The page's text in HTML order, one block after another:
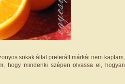
sokak által preferált márkát nem kaptam,
hogy mindenki szépen olvassa el, hogyan